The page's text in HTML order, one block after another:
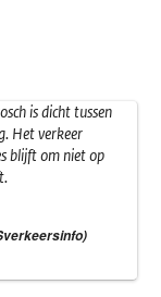
is dicht tussen
Het verkeer
blijft om niet op